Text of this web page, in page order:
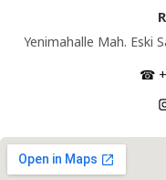
Yenimahalle Mah. Eski
☎